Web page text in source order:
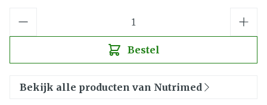
Bestel
Bekijk alle producten van Nutrimed